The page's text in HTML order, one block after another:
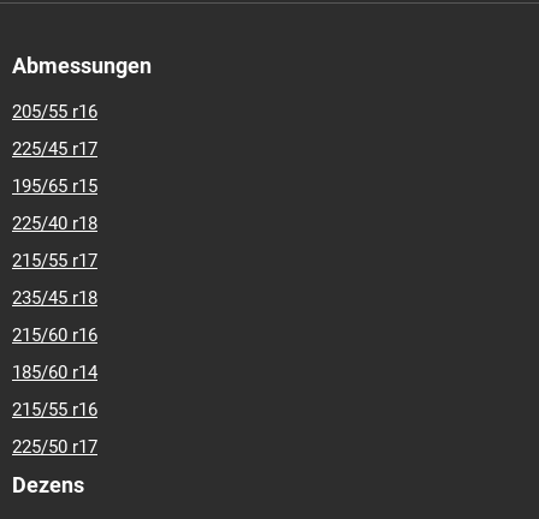
Abmessungen
205/55 r16
225/45 r17
195/65 r15
225/40 r18
215/55 r17
235/45 r18
215/60 r16
185/60 r14
215/55 r16
225/50 r17
Dezens